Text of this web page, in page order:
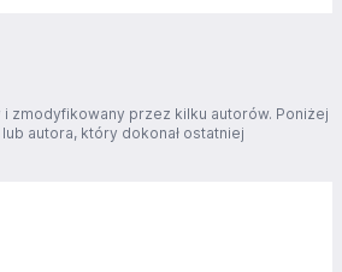
i zmodyfikowany przez kilku autorów. Poniżej
autora, który dokonał ostatniej